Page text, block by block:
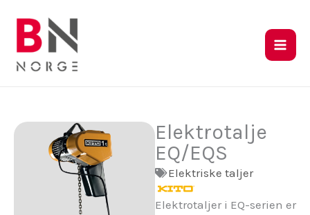
innholdet
Elektrotalje
EQ/EQS
Elektriske taljer
Elektrotaljer i EQ-serien er